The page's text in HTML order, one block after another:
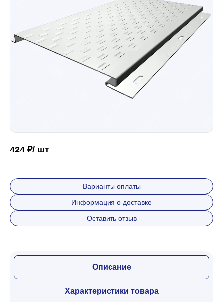
Забор
Водосточная система
Профили для гипсокартона
Другие товары
424 ₽/ шт
Варианты оплаты
Информация о доставке
Оставить отзыв
Описание
Характеристики товара